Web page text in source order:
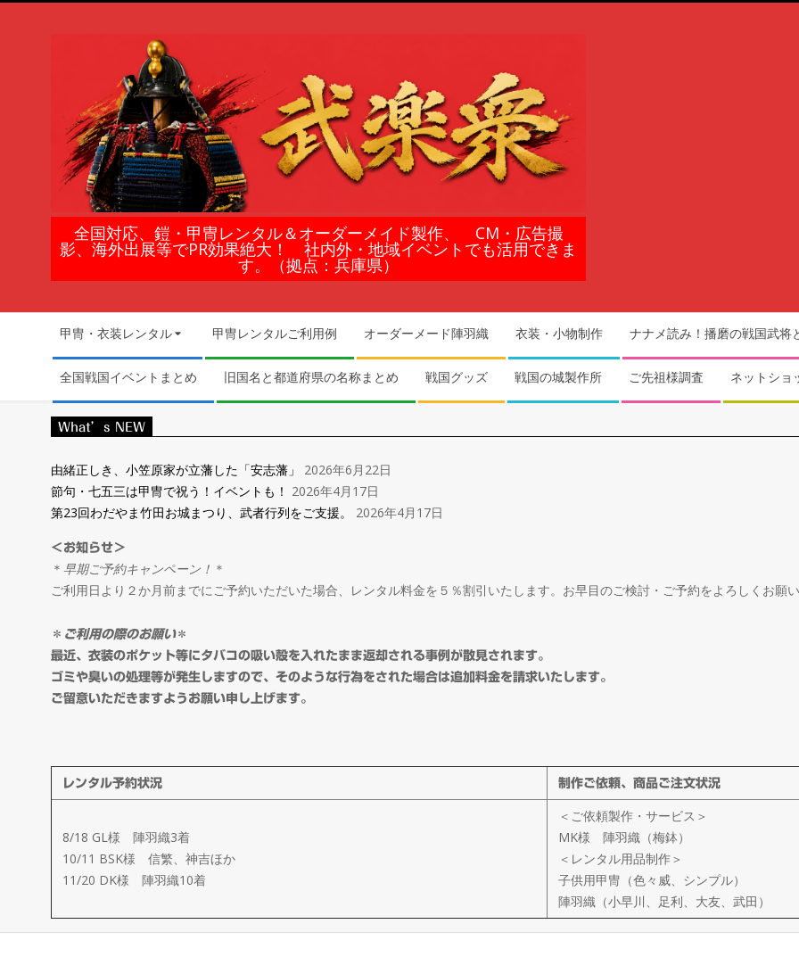
鎧
甲
冑
の
レ
ン
タ
ル
＆
オ
ー
ダ
ー
メ
イ
全国対応、鎧・甲冑レンタル＆オーダーメイド製作、 CM・広告撮
影、海外出展等でPR効果絶大！ 社内外・地域イベントでも活用できま
す。（拠点：兵庫県）
Navigation
Menu
甲冑・衣装レンタル 甲冑レンタルご利用例 オーダーメード陣羽織 衣装・小物制作 ナナメ読み！播磨の戦国武将
全国戦国イベントまとめ 旧国名と都道府県の名称まとめ 戦国グッズ 戦国の城製作所 ご先祖様調査 ネットショ
What’s NEW
由緒正しき、小笠原家が立藩した「安志藩」
2026年6月22日
節句・七五三は甲冑で祝う！イベントも！ 2026年4月17日
第23回わだやま竹田お城まつり、武者行列をご支援。
2026年4月17日
＜お知らせ＞
＊ 早期ご予約キャンペーン！ ＊
ご利用日より２か月前までにご予約いただいた場合、レンタル料金を５％割引いたします。お早目のご検討・ご予約をよろしくお願い
＊ ご利用の際のお願い＊
最近、衣装のポケット等にタバコの吸い殻を入れたまま返却される事例が散見されます。
ゴミや臭いの処理等が発生しますので、そのような行為をされた場合は追加料金を請求いたします。
ご留意いただきますようお願い申し上げます。
レンタル予約状況 制作ご依頼、商品ご注文状況
8/18 GL様 陣羽織3着
10/11 BSK様 信繁、神吉ほか
11/20 DK様 陣羽織10着
＜ご依頼製作・サービス＞
MK様 陣羽織（梅鉢）
＜レンタル用品制作＞
子供用甲冑（色々威、シンプル）
陣羽織（小早川、足利、大友、武田）